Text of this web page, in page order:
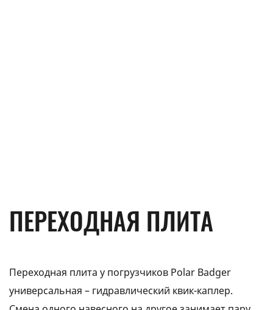
ПЕРЕХОДНАЯ ПЛИТА
Переходная плита у погрузчиков Polar Badger
универсальная – гидравлический квик-каплер.